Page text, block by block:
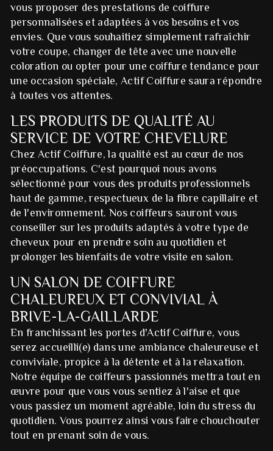
vous proposer des prestations de coiffure
personnalisées et adaptées à vos besoins et vos
envies. Que vous souhaitiez simplement rafraîchir
votre coupe, changer de tête avec une nouvelle
coloration ou opter pour une coiffure tendance pour
une occasion spéciale, Actif Coiffure saura répondre
à toutes vos attentes.
LES PRODUITS DE QUALITÉ AU
SERVICE DE VOTRE CHEVELURE
Chez Actif Coiffure, la qualité est au cœur de nos
préoccupations. C'est pourquoi nous avons
sélectionné pour vous des produits professionnels
haut de gamme, respectueux de la fibre capillaire et
de l'environnement. Nos coiffeurs sauront vous
conseiller sur les produits adaptés à votre type de
cheveux pour en prendre soin au quotidien et
prolonger les bienfaits de votre visite en salon.
UN SALON DE COIFFURE
CHALEUREUX ET CONVIVIAL À
BRIVE-LA-GAILLARDE
En franchissant les portes d'Actif Coiffure, vous
serez accueilli(e) dans une ambiance chaleureuse et
conviviale, propice à la détente et à la relaxation.
Notre équipe de coiffeurs passionnés mettra tout en
œuvre pour que vous vous sentiez à l'aise et que
vous passiez un moment agréable, loin du stress du
quotidien. Vous pourrez ainsi vous faire chouchouter
tout en prenant soin de vous.